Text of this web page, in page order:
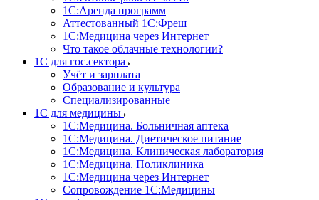
1C:Аренда программ
Аттестованный 1С:Фреш
1С:Медицина через Интернет
Что такое облачные технологии?
1С для гос.сектора
Учёт и зарплата
Образование и культура
Специализированные
1С для медицины
1С:Медицина. Больничная аптека
1С:Медицина. Диетическое питание
1С:Медицина. Клиническая лаборатория
1С:Медицина. Поликлиника
1С:Медицина через Интернет
Сопровождение 1С:Медицины